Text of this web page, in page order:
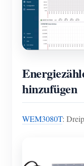
hinzufügen
WEM3080T: